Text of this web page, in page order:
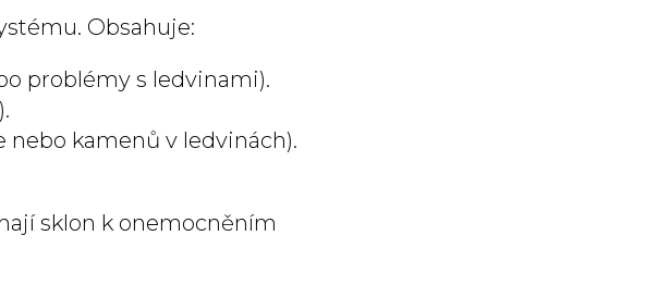
Obsahuje:
problémy s ledvinami).
kamenů v ledvinách).
sklon k onemocněním